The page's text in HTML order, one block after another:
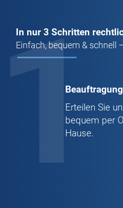
In nur 3 Schritten
Einfach, bequem & schnell
Beauftragung
Erteilen Sie
bequem per
Hause.